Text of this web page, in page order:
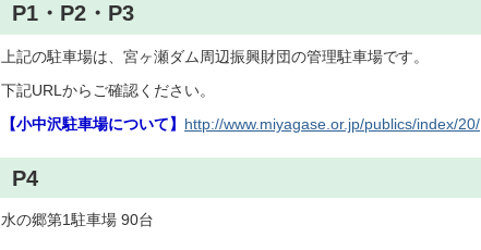
P1・P2・P3
上記の駐車場は、宮ヶ瀬ダム周辺振興財団の管理駐車場です。
下記URLからご確認ください。
【小中沢駐車場について】 http://www.miyagase.or.jp/publics/index/20/
P4
水の郷第1駐車場 90台